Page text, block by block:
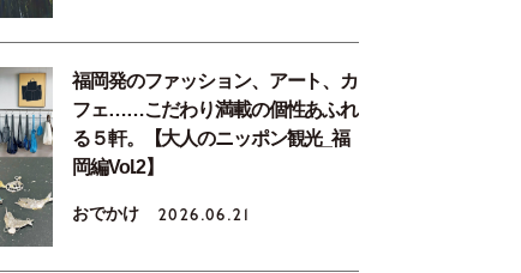
福岡発のファッション、アート、カ
フェ……こだわり満載の個性あふれ
る５軒。【大人のニッポン観光_福
岡編Vol.2】
おでかけ 2026.06.21